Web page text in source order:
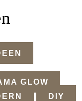
GLOW
DIY